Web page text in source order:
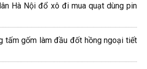
Hà Nội đổ xô đi mua quạt dùng pin
tấm gốm làm đầu đốt hồng ngoại tiết